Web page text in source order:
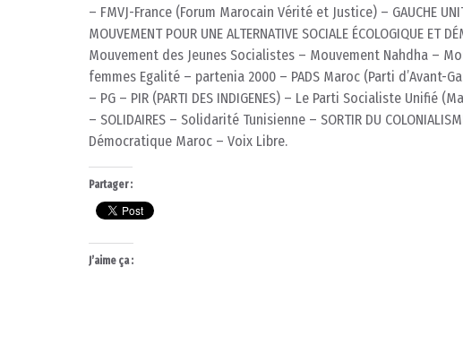
– FMVJ-France (Forum Marocain Vérité et Justice) – GAUCHE
MOUVEMENT POUR UNE ALTERNATIVE SOCIALE ÉCOLOGIQUE
Mouvement des Jeunes Socialistes – Mouvement Nahdha –
femmes Egalité – partenia 2000 – PADS Maroc (Parti d’Avant-
– PG – PIR (PARTI DES INDIGENES) – Le Parti Socialiste
– SOLIDAIRES – Solidarité Tunisienne – SORTIR DU
Démocratique Maroc – Voix Libre.
Partager :
J’aime ça :